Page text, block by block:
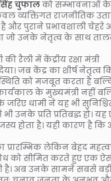
चुफालको सम्भावनाओं के
व्यक्तिगत राजनीतिक
और पुराने प्रभावशाली चेहरे
जो उनके नेतृत्व के साथ
रैली में केंद्रीय रक्षा मंत्री
जब केंद्र का शीर्ष नेतृत्व
को मजबूत करता है
के मुख्यमंत्री नहीं
धामी ने यह भी
प्रति प्रतिबद्ध हो।
होता है। यही कारण है कि
प्रारम्भिक लेकिन बेहद
को सीमित करते हुए एक
है। अब उनके सामने सबसे